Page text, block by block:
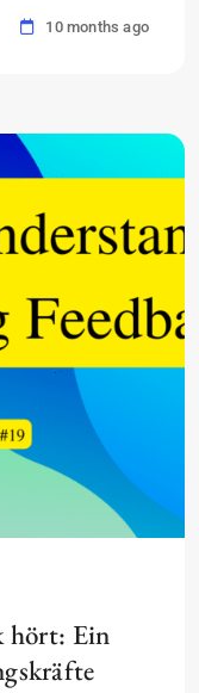
10 months ago
hört: Ein